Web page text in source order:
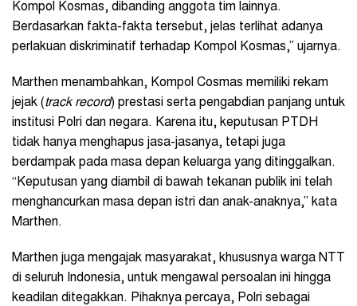
Kompol Kosmas, dibanding anggota tim lainnya.
Berdasarkan fakta-fakta tersebut, jelas terlihat adanya
perlakuan diskriminatif terhadap Kompol Kosmas,” ujarnya.
Marthen menambahkan, Kompol Cosmas memiliki rekam
jejak (track record) prestasi serta pengabdian panjang untuk
institusi Polri dan negara. Karena itu, keputusan PTDH
tidak hanya menghapus jasa-jasanya, tetapi juga
berdampak pada masa depan keluarga yang ditinggalkan.
“Keputusan yang diambil di bawah tekanan publik ini telah
menghancurkan masa depan istri dan anak-anaknya,” kata
Marthen.
Marthen juga mengajak masyarakat, khususnya warga NTT
di seluruh Indonesia, untuk mengawal persoalan ini hingga
keadilan ditegakkan. Pihaknya percaya, Polri sebagai